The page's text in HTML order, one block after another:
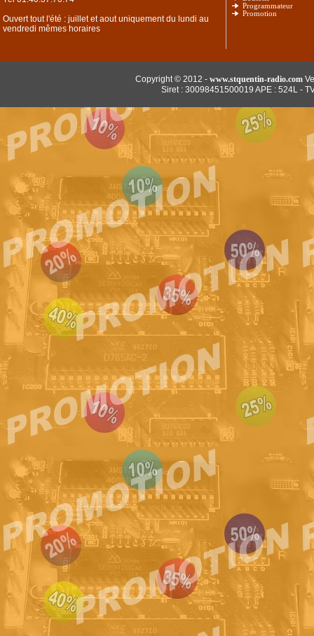
Ouvert tout l'été : juillet et aout uniquement du lundi au
vendredi mêmes horaires
Programmateur
Promotion
Copyright © 2012 - www.stquentin-radio.com
Siret : 30098451500019 APE : 524L -